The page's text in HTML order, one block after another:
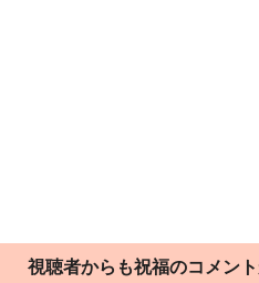
視聴者からも祝福のコメン